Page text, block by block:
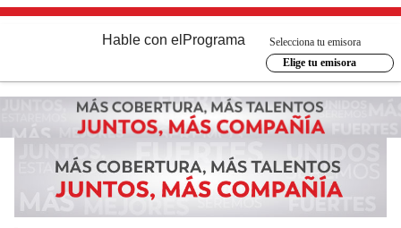
Hable con el Programa
Selecciona tu emisora
Elige tu emisora